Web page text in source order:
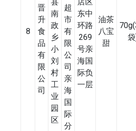
8
晋
升
食
品
有
限
公
司
南
政
乡
小
刘
村
工
业
园
区
超
市
有
限
公
司
亲
海
国
际
分
东中
环路
269
号亲
海国
际负
一层
油茶
八宝
甜